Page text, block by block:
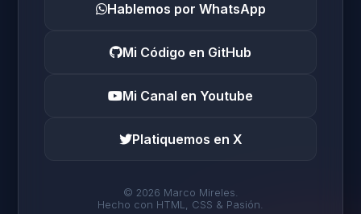
Hablemos por WhatsApp
Mi Código en GitHub
Mi Canal en Youtube
Platiquemos en X
© 2026 Marco Mireles.
Hecho con HTML, CSS & Pasión.